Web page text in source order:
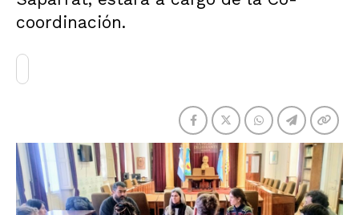
coordinación.